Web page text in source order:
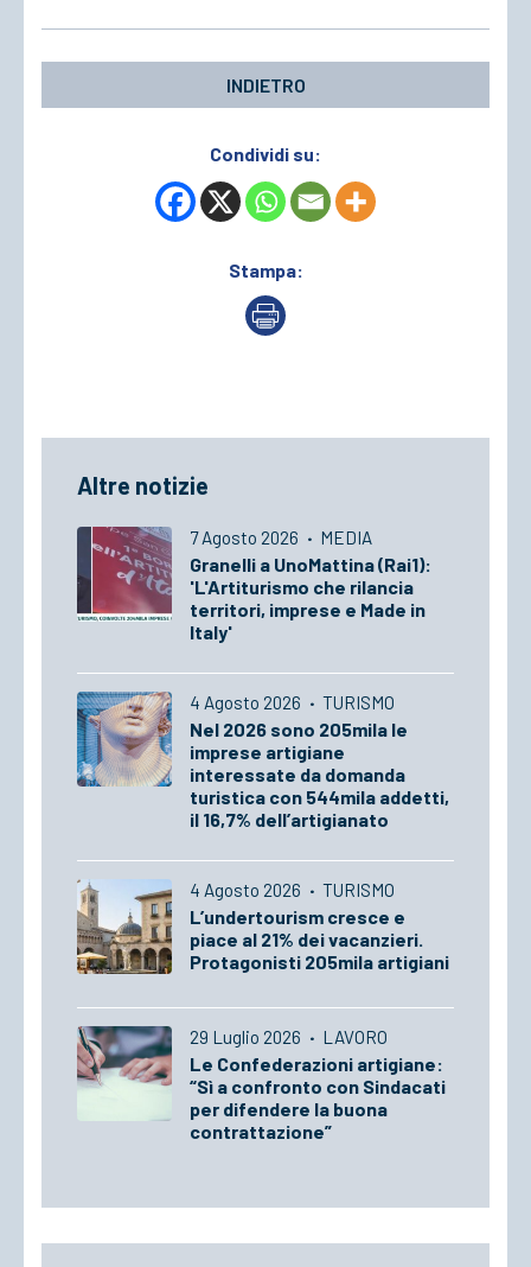
INDIETRO
Condividi su:
Stampa:
Altre notizie
7 Agosto 2026 · MEDIA
Granelli a UnoMattina (Rai1):
'L'Artiturismo che rilancia
territori, imprese e Made in
Italy'
4 Agosto 2026 · TURISMO
Nel 2026 sono 205mila le
imprese artigiane
interessate da domanda
turistica con 544mila addetti,
il 16,7% dell’artigianato
4 Agosto 2026 · TURISMO
L’undertourism cresce e
piace al 21% dei vacanzieri.
Protagonisti 205mila artigiani
29 Luglio 2026 · LAVORO
Le Confederazioni artigiane:
“Sì a confronto con Sindacati
per difendere la buona
contrattazione”